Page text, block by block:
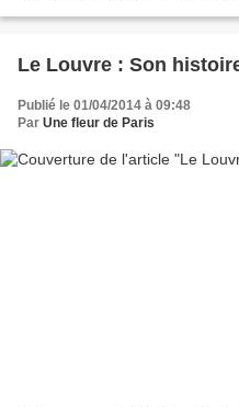
Le Louvre : Son
Publié le 01/04/2014 à 09:48
Par Une fleur de Paris